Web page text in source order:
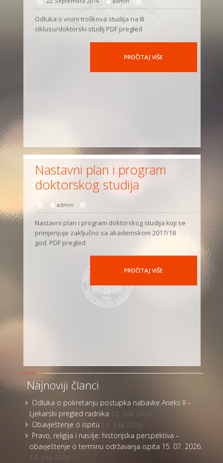
Odluka o visini troškova studija na III
ciklusu/doktorski studij PDF pregled
PROČITAJ VIŠE
Nastavni plan i program
doktorskog studija
admin
Nastavni plan i program doktorskog studija koji se
primjenjuje zaključno sa akademskom 2017/18
god. PDF pregled
PROČITAJ VIŠE
Najnoviji članci
Odluka o pokretanju postupka nabavke Aneks II –
Ljekarski pregled radnika 22. Jula 2026.
Obavještenje o ispitu 14. Jula 2026.
Pravo, religija i nasilje: historijska perspektiva –
obavještenje o terminu održavanja ispita 15. 07. 2026.
14. Jula 2026.